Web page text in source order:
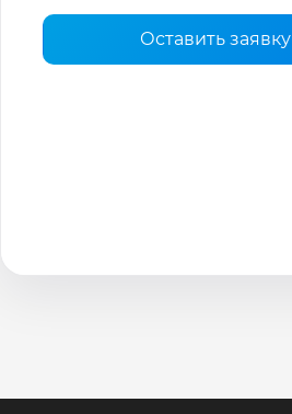
Оставить заявку